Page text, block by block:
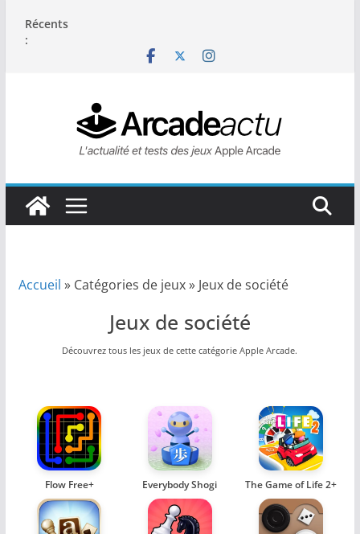
Récents
:
Accueil » Catégories de jeux» Jeux de société
Jeux de société
Découvrez tous les jeux de cette catégorie Apple Arcade.
Flow Free+ Everybody Shogi The Game of Life 2+